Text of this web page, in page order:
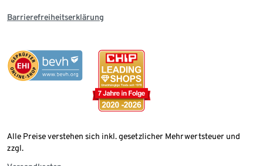
Barrierefreiheitserklärung
Alle Preise verstehen sich inkl. gesetzlicher Mehrwertsteuer und
zzgl.